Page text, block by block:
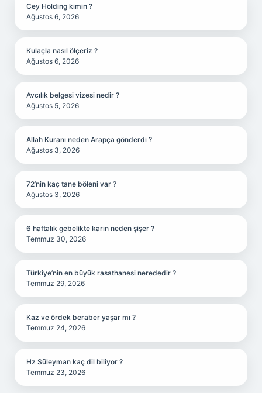
Cey Holding kimin ?
Ağustos 6, 2026
Kulaçla nasıl ölçeriz ?
Ağustos 6, 2026
Avcılık belgesi vizesi nedir ?
Ağustos 5, 2026
Allah Kuranı neden Arapça gönderdi ?
Ağustos 3, 2026
72’nin kaç tane böleni var ?
Ağustos 3, 2026
6 haftalık gebelikte karın neden şişer ?
Temmuz 30, 2026
Türkiye’nin en büyük rasathanesi nerededir ?
Temmuz 29, 2026
Kaz ve ördek beraber yaşar mı ?
Temmuz 24, 2026
Hz Süleyman kaç dil biliyor ?
Temmuz 23, 2026